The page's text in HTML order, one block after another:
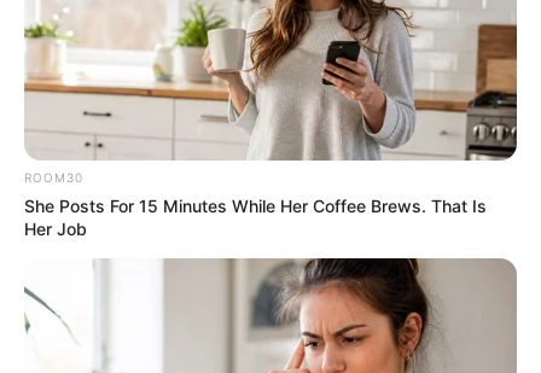
ROOM30
She Posts For 15 Minutes While Her Coffee Brews. That Is
Her Job